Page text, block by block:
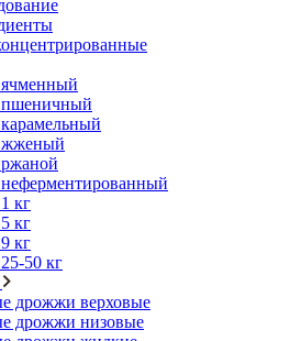
жженый
кг
кг
кг
50 кг
дрожжи верховые
дрожжи низовые